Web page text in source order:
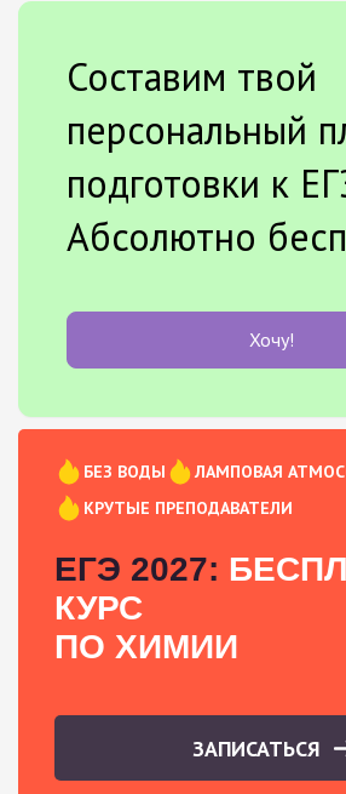
Составим твой
персональный
подготовки к
Абсолютно
Хочу!
БЕЗ ВОДЫ
ЛАМПОВАЯ
КРУТЫЕ ПРЕПОДАВАТЕЛИ
ЕГЭ 2027:
КУРС
ПО ХИМИИ
ЗАПИСАТЬСЯ